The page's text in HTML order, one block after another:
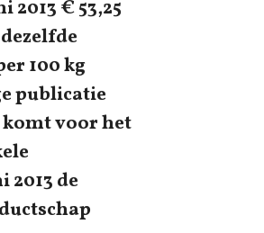
€ 53,25
100 kg
publicatie
voor het
de